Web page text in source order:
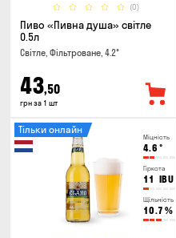
(0)
Пиво «Пивна душа» світле
0.5л
Світле, Фільтроване, 4.2°
43,50
грн за 1 шт
Міцність
4.6 °
Гіркота
11 IBU
Щільність
10.7 %
Тільки онлайн